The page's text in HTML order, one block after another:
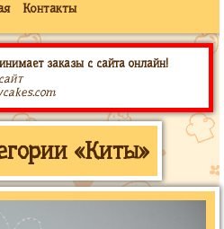
Контакты
заказы с сайта онлайн!
«Киты»